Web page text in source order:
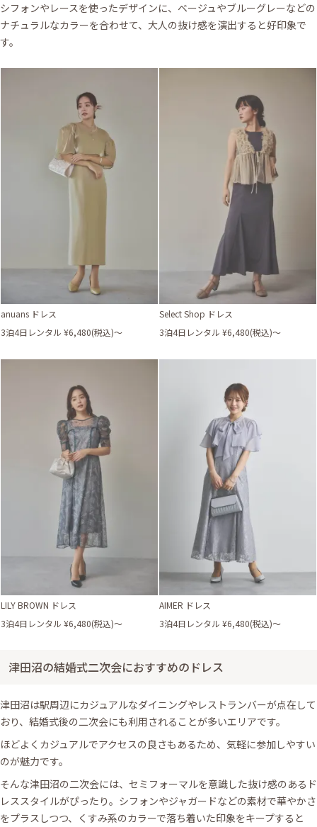
シフォンやレースを使ったデザインに、ベージュやブルーグレーなどの
ナチュラルなカラーを合わせて、大人の抜け感を演出すると好印象で
す。
anuans ドレス
3泊4日レンタル ¥6,480(税込)〜
Select Shop ドレス
3泊4日レンタル ¥6,480(税込)〜
LILY BROWN ドレス
3泊4日レンタル ¥6,480(税込)〜
AIMER ドレス
3泊4日レンタル ¥6,480(税込)〜
津田沼の結婚式二次会におすすめのドレス
津田沼は駅周辺にカジュアルなダイニングやレストランバーが点在して
おり、結婚式後の二次会にも利用されることが多いエリアです。
ほどよくカジュアルでアクセスの良さもあるため、気軽に参加しやすい
のが魅力です。
そんな津田沼の二次会には、セミフォーマルを意識した抜け感のあるド
レススタイルがぴったり。シフォンやジャガードなどの素材で華やかさ
をプラスしつつ、くすみ系のカラーで落ち着いた印象をキープすると